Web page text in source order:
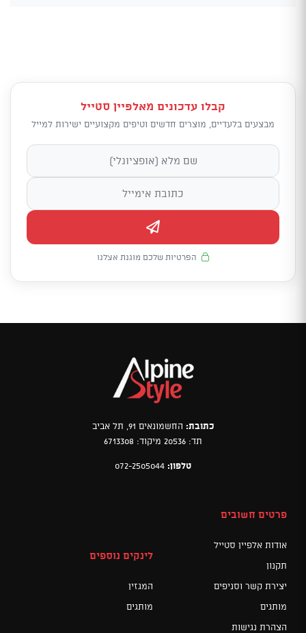
קבלו עדכונים מאלפיין סטייל
מבצעים בלעדיים, מוצרים חדשים וטיפים מקצועיים ישירות למייל
הפרטיות שלכם מוגנת אצלנו
כתובת: החשמונאים 91, תל אביב
תד: 20536 מיקוד: 6713308
טלפון: 072-2505044
פרטים חשובים
אודות אלפיין סטייל
תקנון
יצירת קשר וסניפים
מותגים
הצהרת נגישות
לינקים נוספים
המגזין
מותגים